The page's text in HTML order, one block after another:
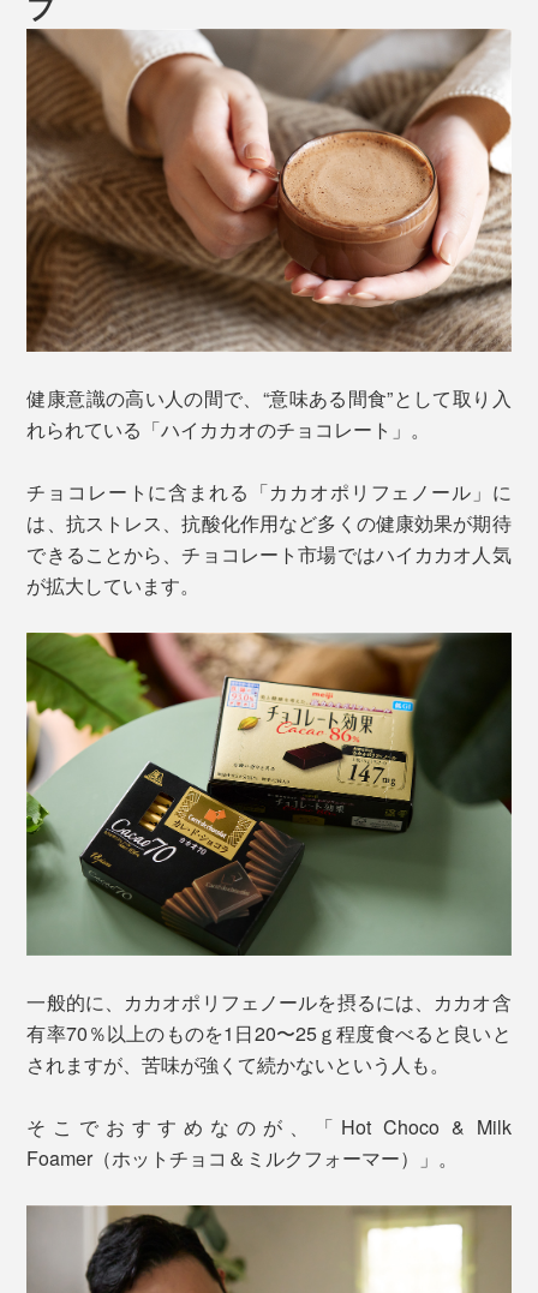
健康意識の高い人の間で、“意味ある間食”として取り入
れられている「ハイカカオのチョコレート」。
チョコレートに含まれる「カカオポリフェノール」に
は、抗ストレス、抗酸化作用など多くの健康効果が期待
できることから、チョコレート市場ではハイカカオ人気
が拡大しています。
一般的に、カカオポリフェノールを摂るには、カカオ含
有率70％以上のものを1日20〜25ｇ程度食べると良いと
されますが、苦味が強くて続かないという人も。
そこでおすすめなのが、「Hot Choco & Milk
Foamer（ホットチョコ＆ミルクフォーマー）」。